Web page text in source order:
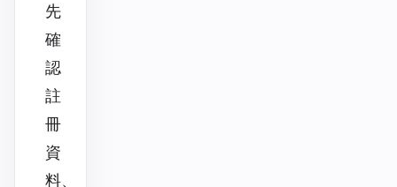
先
確
認
註
冊
資
料、